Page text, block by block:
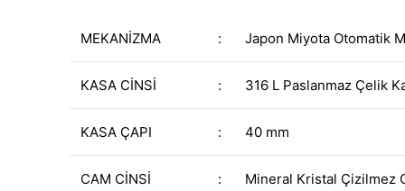
MEKANİZMA : Japon Miyota Otomatik
KASA CİNSİ : 316 L Paslanmaz Çelik
KASA ÇAPI : 40 mm
CAM CİNSİ : Mineral Kristal Çizilmez